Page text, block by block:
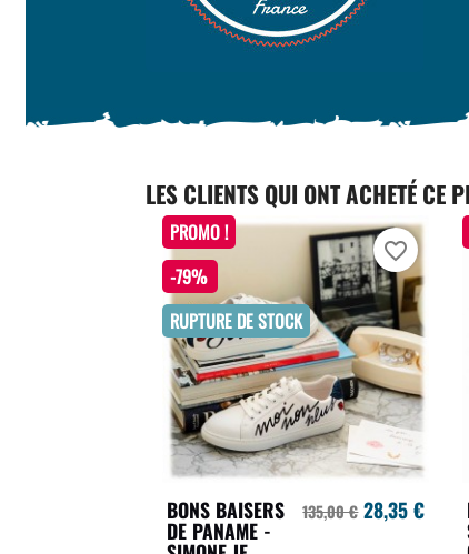
LES CLIENTS QUI ONT ACHETÉ CE
BONS BAISERS
DE PANAME -
135,00 € 28,35 €
PROMO !
-79%
RUPTURE DE STOCK
favorite_border